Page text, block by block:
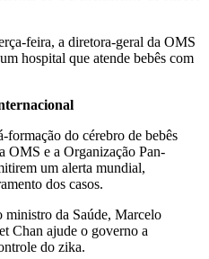
feira, a diretora-geral da OMS
hospital que atende bebês com
formação do cérebro de bebês
OMS e a Organização Pan-
um alerta mundial,
dos casos.
da Saúde, Marcelo
Chan ajude o governo a
do zika.